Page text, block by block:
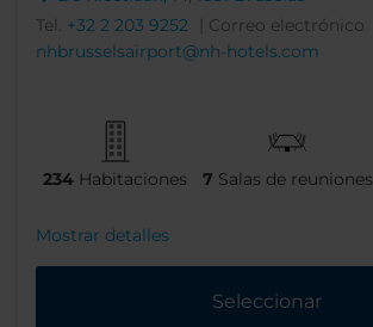
Tel. +32 2 203 9252
| Correo electrónico
nhbrusselsairport@nh-hotels.com
234 Habitaciones 7 Salas de reuniones
Mostrar detalles
Seleccionar